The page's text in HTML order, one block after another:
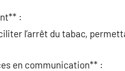
:
l’arrêt du tabac,
en communication** :